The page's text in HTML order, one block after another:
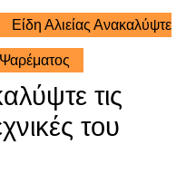
Είδη Αλιείας Ανακαλύψτε
Ψαρέματος
τις
του